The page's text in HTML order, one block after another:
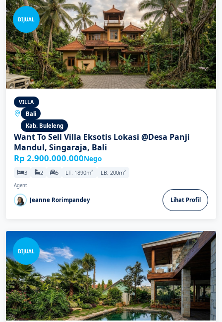
DIJUAL
VILLA
Bali
Kab. Buleleng
Want To Sell Villa Eksotis Lokasi @Desa Panji
Mandul, Singaraja, Bali
Rp 2.900.000.000Nego
3 2 5 LT: 1890m² LB: 200m²
Agent
Jeanne Rorimpandey Lihat Profil
DIJUAL